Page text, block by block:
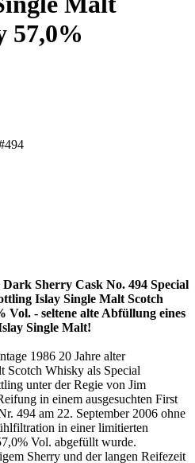
57,0%
Sherry Cask No. 494 Special
Islay Single Malt Scotch
Vol. - seltene alte Abfüllung eines
Single Malt!
1986 20 Jahre alter
Scotch Whisky als Special
unter der Regie von Jim
in einem ausgesuchten First
494 am 22. September 2006 ohne
in einer limitierten
Vol. abgefüllt wurde.
Sherry und der langen Reifezeit